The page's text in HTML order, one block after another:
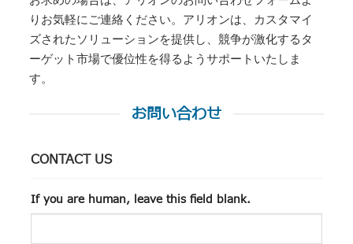
りお気軽にご連絡ください。アリオンは、カスタマイ
ズされたソリューションを提供し、競争が激化するタ
ーゲット市場で優位性を得るようサポートいたしま
す。
お問い合わせ
CONTACT US
If you are human, leave this field blank.